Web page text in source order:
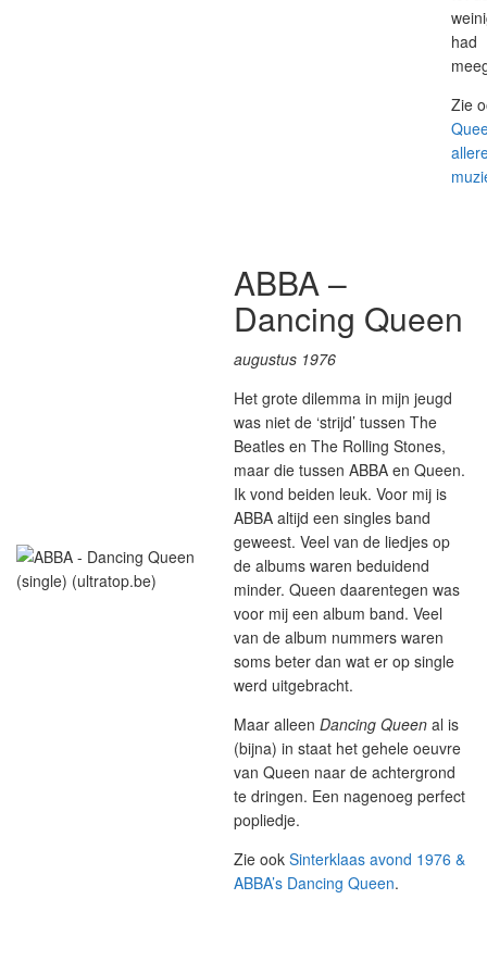
had
Zie
ABBA –
Dancing Queen
augustus 1976
Het grote dilemma in mijn jeugd
was niet de ‘strijd’ tussen The
Beatles en The Rolling Stones,
maar die tussen ABBA en Queen.
Ik vond beiden leuk. Voor mij is
ABBA altijd een singles band
geweest. Veel van de liedjes op
de albums waren beduidend
minder. Queen daarentegen was
voor mij een album band. Veel
van de album nummers waren
soms beter dan wat er op single
werd uitgebracht.
Maar alleen Dancing Queen al is
(bijna) in staat het gehele oeuvre
van Queen naar de achtergrond
te dringen. Een nagenoeg perfect
popliedje.
Zie ook Sinterklaas avond 1976 &
ABBA’s Dancing Queen.